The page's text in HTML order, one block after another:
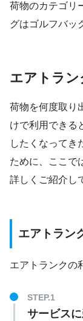
荷物のカテゴリ
グはゴルフバッ
エアトラ
荷物を何度取り
けで利用できる
したくなってき
ために、ここで
詳しくご紹介し
エアトラン
エアトランクの
サービス